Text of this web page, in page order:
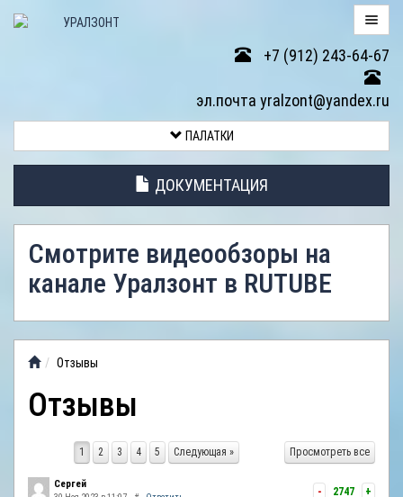
+7 (912) 243-64-67
эл.почта yralzont@yandex.ru
ТОВАРА
ПАЛАТОК
АНТИДОЖДЕВЫЕ
ТЕНТЫ
ВИДЕООБЗОР
ОТЗЫВЫ
ПАЛАТКИ
ДОКУМЕНТАЦИЯ
Смотрите видеообзоры на
канале Уралзонт в RUTUBE
Отзывы
Отзывы
Просмотреть все
1 2 3 4 5 Следующая »
- 2747 +
Сергей